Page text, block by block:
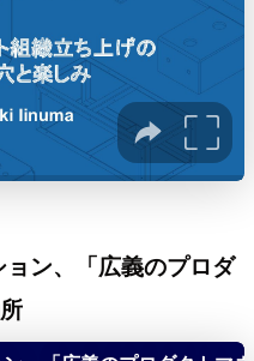
ン、「広義のプロダ